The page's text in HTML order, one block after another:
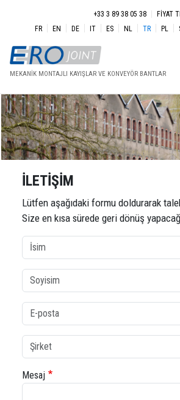
Menu
+33 3 89 38 05 38 FIYAT
FR
EN DE IT ES NL TR PL
MEKANIK MONTAJLI KAYIŞLAR VE KONVEYÖR BANTLAR
İLETIŞIM
Lütfen aşağıdaki formu doldurarak
Size en kısa sürede geri dönüş
İsim
Soyisim
E-Posta
Şirket
Mesaj